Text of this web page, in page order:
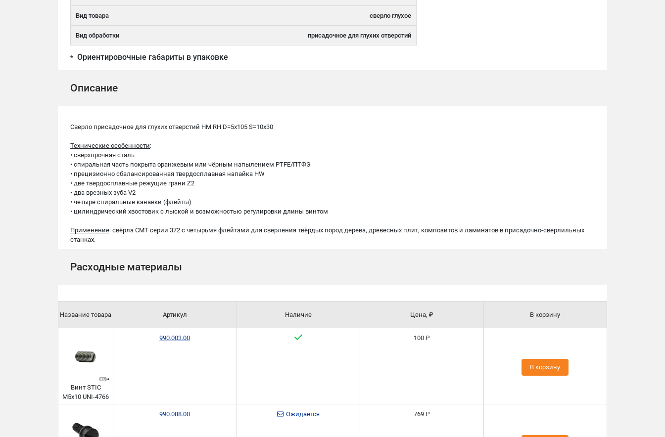
Вид товара сверло глухое
Вид обработки присадочное для глухих отверстий
* Ориентировочные габариты в упаковке
Описание
Сверло присадочное для глухих отверстий HM RH D=5x105 S=10x30
Технические особенности:
• cверхпрочная сталь
• cпиральная часть покрыта оранжевым или чёрным напылением PTFE/ПТФЭ
• прецизионно сбалансированная твердосплавная напайка HW
• две твердосплавные режущие грани Z2
• два врезных зуба V2
• четыре спиральные канавки (флейты)
• цилиндрический хвостовик с лыской и возможностью регулировки длины винтом
Применение: свёрла СМТ серии 372 с четырьмя флейтами для сверления твёрдых пород дерева, древесных плит, композитов и ламинатов в присадочно-сверлильных
станках.
Расходные материалы
Название товара
Винт STIC
M5x10 UNI-4766
Артикул
990.003.00
Наличие Цена, ₽
100 ₽
В корзину
В корзину
990.088.00 Ожидается 769 ₽